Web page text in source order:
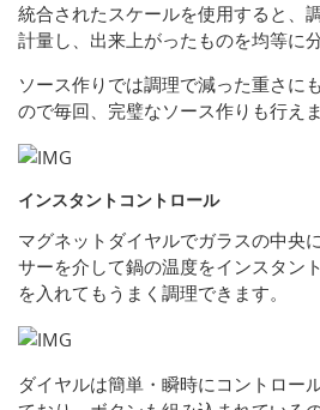
統合されたスケールを使用すると、
計量し、出来上がったものを均等に
ソース作りでは調理で減った重さに
ので毎回、完璧なソース作りも行えま
インスタントコントロール
マグネットダイヤルでガラスの中央
サーを介して鍋の温度をインスタン
を入れてもうまく調理できます。
ダイヤルは簡単・瞬時にコントロー